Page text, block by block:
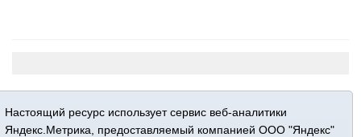
Настоящий ресурс использует сервис веб-аналитики
Яндекс.Метрика, предоставляемый компанией ООО "Яндекс"